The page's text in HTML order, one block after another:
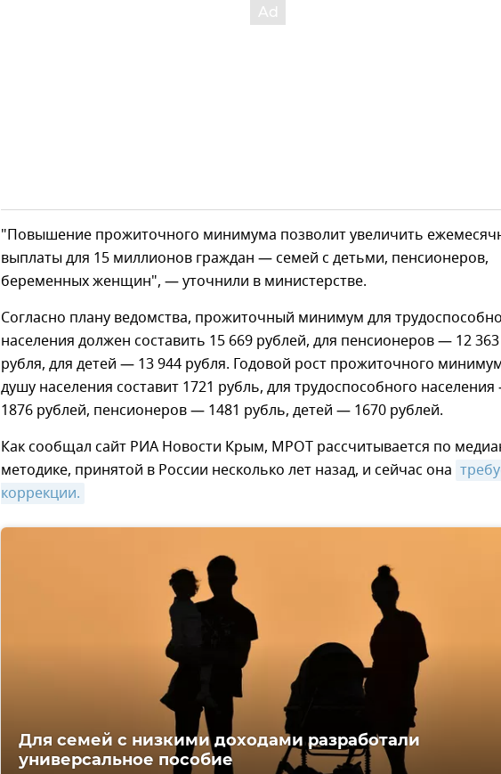
"Повышение прожиточного минимума позволит увеличить
выплаты для 15 миллионов граждан — семей с детьми, пенсионеров,
беременных женщин", — уточнили в министерстве.
Согласно плану ведомства, прожиточный минимум для
населения должен составить 15 669 рублей, для пенсионеров — 12 363
рубля, для детей — 13 944 рубля. Годовой рост прожиточного
душу населения составит 1721 рубль, для трудоспособного
1876 рублей, пенсионеров — 1481 рубль, детей — 1670 рублей.
Как сообщал сайт РИА Новости Крым, МРОТ рассчитывается по
методике, принятой в России несколько лет назад, и сейчас она
коррекции.
Для семей с низкими доходами разработали
универсальное пособие